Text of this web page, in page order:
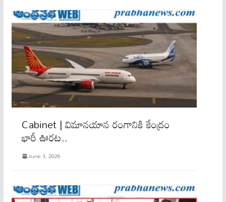
Cabinet | విమానయాన రంగానికి కేంద్రం
భారీ ఊరట..
June 3, 2026